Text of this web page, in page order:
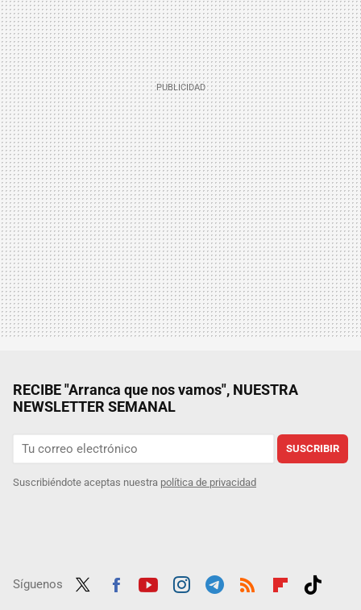
RECIBE "Arranca que nos vamos", NUESTRA
NEWSLETTER SEMANAL
SUSCRIBIR
Suscribiéndote aceptas nuestra política de privacidad
Síguenos